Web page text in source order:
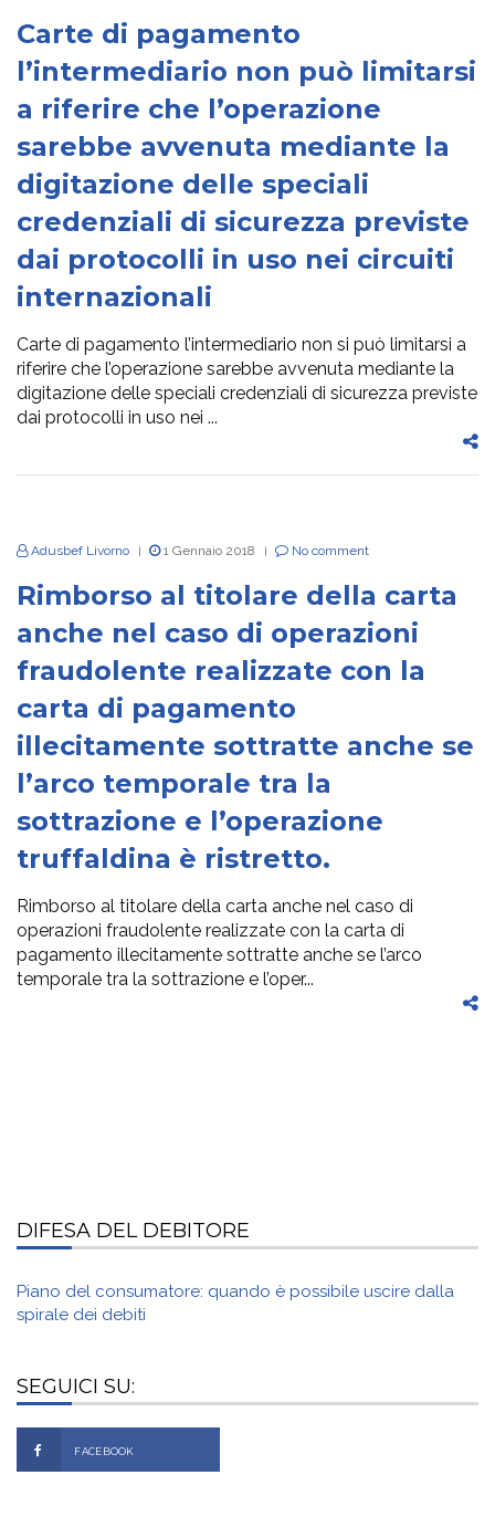
Carte di pagamento
l’intermediario non può limitarsi
a riferire che l’operazione
sarebbe avvenuta mediante la
digitazione delle speciali
credenziali di sicurezza previste
dai protocolli in uso nei circuiti
internazionali
Carte di pagamento l’intermediario non si può limitarsi a
riferire che l’operazione sarebbe avvenuta mediante la
digitazione delle speciali credenziali di sicurezza previste
dai protocolli in uso nei ...
Adusbef Livorno | 1 Gennaio 2018 | No comment
Rimborso al titolare della carta
anche nel caso di operazioni
fraudolente realizzate con la
carta di pagamento
illecitamente sottratte anche se
l’arco temporale tra la
sottrazione e l’operazione
truffaldina è ristretto.
Rimborso al titolare della carta anche nel caso di
operazioni fraudolente realizzate con la carta di
pagamento illecitamente sottratte anche se l’arco
temporale tra la sottrazione e l’oper...
DIFESA DEL DEBITORE
Piano del consumatore: quando è possibile uscire dalla
spirale dei debiti
SEGUICI SU:
FACEBOOK